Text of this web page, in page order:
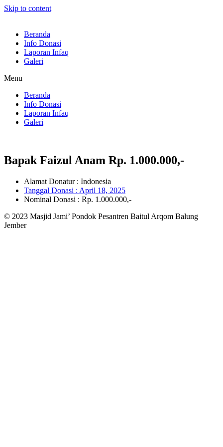
Skip to content
Beranda
Info Donasi
Laporan Infaq
Galeri
Menu
Beranda
Info Donasi
Laporan Infaq
Galeri
Bapak Faizul Anam Rp. 1.000.000,-
Alamat Donatur : Indonesia
Tanggal Donasi : April 18, 2025
Nominal Donasi : Rp. 1.000.000,-
© 2023 Masjid Jami’ Pondok Pesantren Baitul Arqom Balung
Jember